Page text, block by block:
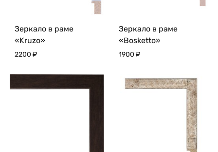
Зеркало в раме
«Kruzo»
2200 ₽
Зеркало в раме
«Bosketto»
1900 ₽